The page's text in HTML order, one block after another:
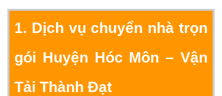
1. Dịch vụ chuyển nhà trọn
gói Huyện Hóc Môn – Vận
Tải Thành Đạt